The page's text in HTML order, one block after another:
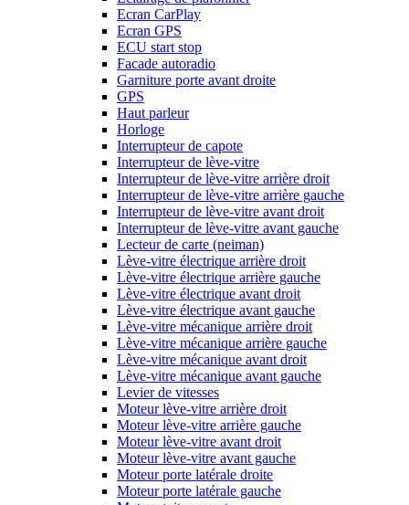
Ecran CarPlay
Ecran GPS
ECU start stop
Facade autoradio
Garniture porte avant droite
GPS
Haut parleur
Horloge
Interrupteur de capote
Interrupteur de lève-vitre
Interrupteur de lève-vitre arrière droit
Interrupteur de lève-vitre arrière gauche
Interrupteur de lève-vitre avant droit
Interrupteur de lève-vitre avant gauche
Lecteur de carte (neiman)
Lève-vitre électrique arrière droit
Lève-vitre électrique arrière gauche
Lève-vitre électrique avant droit
Lève-vitre électrique avant gauche
Lève-vitre mécanique arrière droit
Lève-vitre mécanique arrière gauche
Lève-vitre mécanique avant droit
Lève-vitre mécanique avant gauche
Levier de vitesses
Moteur lève-vitre arrière droit
Moteur lève-vitre arrière gauche
Moteur lève-vitre avant droit
Moteur lève-vitre avant gauche
Moteur porte latérale droite
Moteur porte latérale gauche